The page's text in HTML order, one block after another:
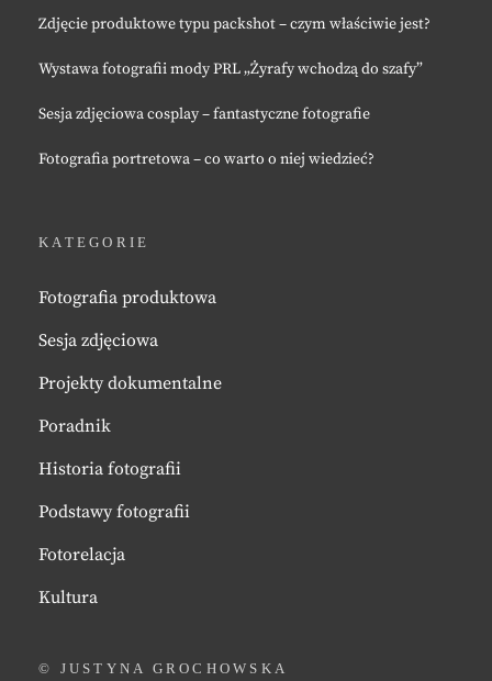
Zdjęcie produktowe typu packshot – czym właściwie jest?
Wystawa fotografii mody PRL „Żyrafy wchodzą do szafy”
Sesja zdjęciowa cosplay – fantastyczne fotografie
Fotografia portretowa – co warto o niej wiedzieć?
KATEGORIE
Fotografia produktowa
Sesja zdjęciowa
Projekty dokumentalne
Poradnik
Historia fotografii
Podstawy fotografii
Fotorelacja
Kultura
© JUSTYNA GROCHOWSKA